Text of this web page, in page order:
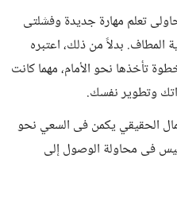
تعلم مهارة جديدة وفشلتى
المطاف. بدلاً من ذلك، اعتبره
تأخذها نحو الأمام، مهما كانت
وتطوير نفسك.
الحقيقي يكمن فى السعي نحو
فى محاولة الوصول إلى